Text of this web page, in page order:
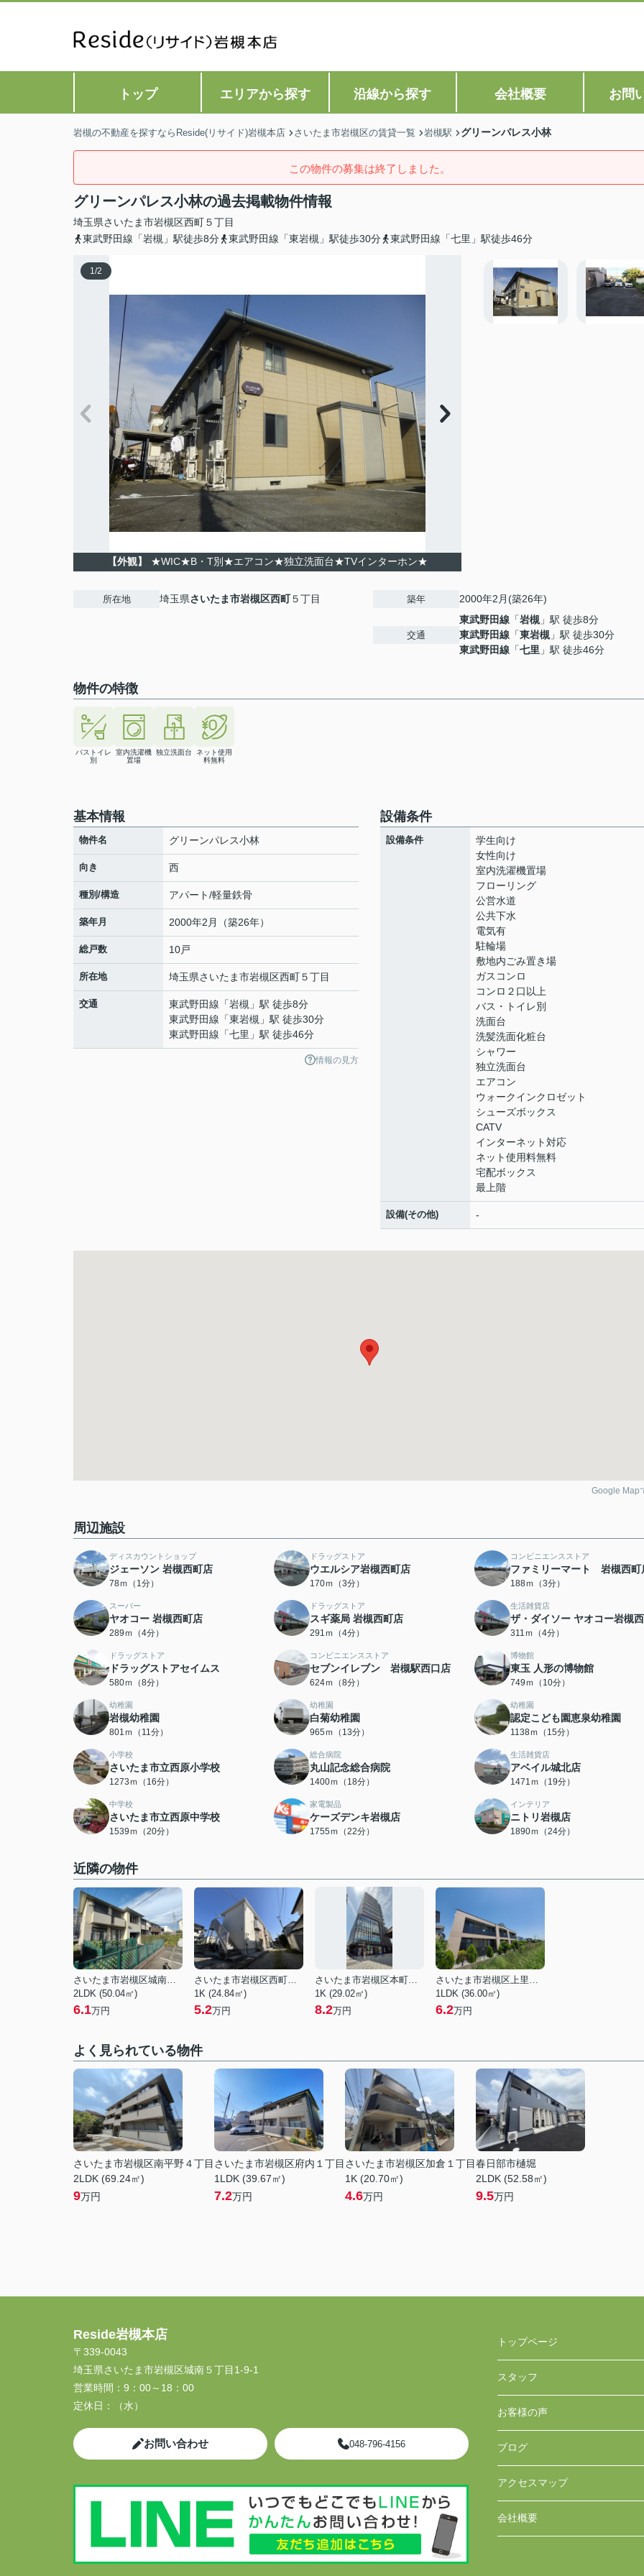
トップ エリアから探す 沿線から探す 会社概要 お問
岩槻の不動産を探すならReside(リサイド)岩槻本店 さいたま市岩槻区の賃貸一覧 岩槻駅 グリーンパレス小林
この物件の募集は終了しました。
グリーンパレス小林の過去掲載物件情報
埼玉県さいたま市岩槻区西町５丁目
東武野田線「岩槻」駅徒歩8分
東武野田線「東岩槻」駅徒歩30分 東武野田線「七里」駅徒歩46分
1/2
【外観】 ★WIC★B・T別★エアコン★独立洗面台★TVインターホン★
所在地 埼玉県さいたま市岩槻区西町５丁目 築年 2000年2月(築26年)
交通
東武野田線 「岩槻 」駅 徒歩8分
東武野田線 「東岩槻 」駅 徒歩30分
東武野田線 「七里 」駅 徒歩46分
物件の特徴
バストイレ
別
室内洗濯機
置場
独立洗面台
ネット使用
料無料
基本情報
物件名 グリーンパレス小林
向き 西
種別/構造 アパート/軽量鉄骨
築年月 2000年2月（築26年）
総戸数 10戸
所在地 埼玉県さいたま市岩槻区西町５丁目
交通 東武野田線 「岩槻 」駅 徒歩8分
東武野田線 「東岩槻 」駅 徒歩30分
東武野田線 「七里 」駅 徒歩46分
情報の見方
設備条件
設備条件
学生向け
女性向け
室内洗濯機置場
フローリング
公営水道
公共下水
電気有
駐輪場
敷地内ごみ置き場
ガスコンロ
コンロ２口以上
バス・トイレ別
洗面台
洗髪洗面化粧台
シャワー
独立洗面台
エアコン
ウォークインクロゼット
シューズボックス
CATV
インターネット対応
ネット使用料無料
宅配ボックス
最上階
設備(その他) -
Google Map
周辺施設
ディスカウントショップ
ジェーソン 岩槻西町店
78ｍ（1分）
ドラッグストア
ウエルシア岩槻西町店
170ｍ（3分）
コンビニエンスストア
ファミリーマート 岩槻西町
188ｍ（3分）
スーパー
ヤオコー 岩槻西町店
289ｍ（4分）
ドラッグストア
スギ薬局 岩槻西町店
291ｍ（4分）
生活雑貨店
ザ・ダイソー ヤオコー岩槻
311ｍ（4分）
ドラッグストア
ドラッグストアセイムス
580ｍ（8分）
コンビニエンスストア
セブンイレブン 岩槻駅西口店
624ｍ（8分）
博物館
東玉 人形の博物館
749ｍ（10分）
幼稚園
岩槻幼稚園
801ｍ（11分）
幼稚園
白菊幼稚園
965ｍ（13分）
幼稚園
認定こども園恵泉幼稚園
1138ｍ（15分）
小学校
さいたま市立西原小学校
1273ｍ（16分）
総合病院
丸山記念総合病院
1400ｍ（18分）
生活雑貨店
アベイル城北店
1471ｍ（19分）
中学校
さいたま市立西原中学校
1539ｍ（20分）
家電製品
ケーズデンキ岩槻店
1755ｍ（22分）
インテリア
ニトリ岩槻店
1890ｍ（24分）
近隣の物件
さいたま市岩槻区城南５丁目
2LDK (50.04㎡)
6.1万円
さいたま市岩槻区西町５丁目
1K (24.84㎡)
5.2万円
さいたま市岩槻区本町１丁目
1K (29.02㎡)
8.2万円
さいたま市岩槻区上里１丁目
1LDK (36.00㎡)
6.2万円
よく見られている物件
さいたま市岩槻区南平野４丁目
2LDK (69.24㎡)
9万円
さいたま市岩槻区府内１丁目
1LDK (39.67㎡)
7.2万円
さいたま市岩槻区加倉１丁目
1K (20.70㎡)
4.6万円
春日部市樋堀
2LDK (52.58㎡)
9.5万円
Reside岩槻本店
〒339-0043
埼玉県さいたま市岩槻区城南５丁目1-9-1
営業時間： 9：00～18：00
定休日：
（水）
お問い合わせ 048-796-4156
トップページ
スタッフ
お客様の声
ブログ
アクセスマップ
会社概要